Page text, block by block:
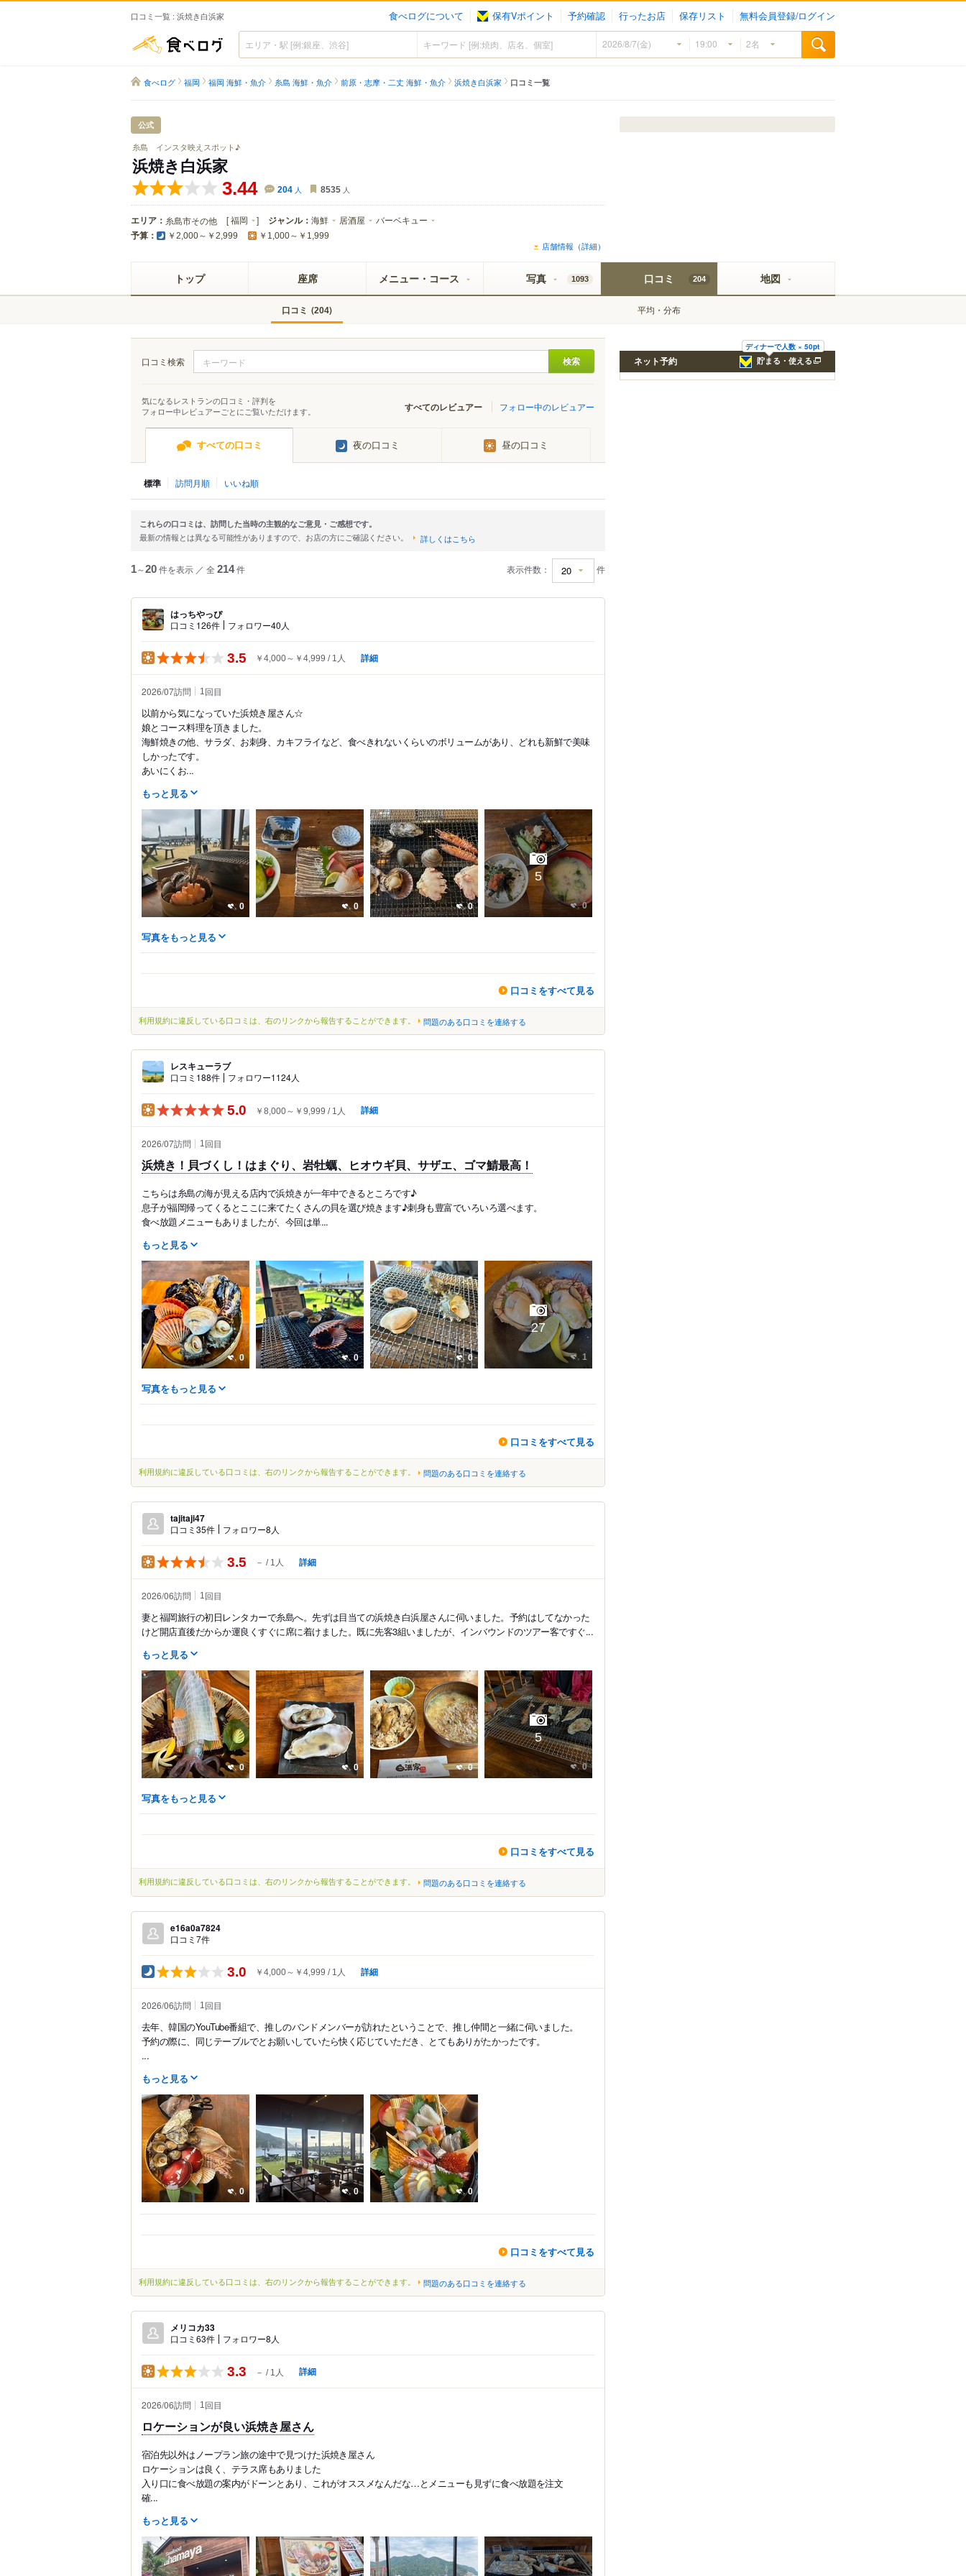
口コミ一覧 : 浜焼き白浜家 食べログについて 保有Vポイント 予約確認 行ったお店 保存リスト 無料会員登録/ログイン
食べログ
食べログ 福岡 福岡 海鮮・魚介 糸島 海鮮・魚介 前原・志摩・二丈 海鮮・魚介 浜焼き白浜家 口コミ一覧
公式
糸島 インスタ映えスポット♪
浜焼き白浜家
3.44 204 人 8535 人
エリア： 糸島市その他 [福岡 ] ジャンル： 海鮮 居酒屋 バーベキュー
予算： ￥2,000～￥2,999 ￥1,000～￥1,999
店舗情報（詳細）
トップ 座席 メニュー・コース 写真 1093 口コミ 204
口コミ (204) 平均・分布
地図
口コミ検索
気になるレストランの口コミ・評判を
フォロー中レビュアーごとにご覧いただけます。
すべてのレビュアー フォロー中のレビュアー
すべての口コミ 夜の口コミ 昼の口コミ
標準 訪問月順 いいね順
これらの口コミは、訪問した当時の主観的なご意見・ご感想です。
最新の情報とは異なる可能性がありますので、お店の方にご確認ください。 詳しくはこちら
1～20件を表示 ／ 全 214件 表示件数： 件
はっちやっぴ
口コミ126件 フォロワー40人
3.5 ￥4,000～￥4,999 1人 詳細
2026/07訪問 1 回目
以前から気になっていた浜焼き屋さん☆
娘とコース料理を頂きました。
海鮮焼きの他、サラダ、お刺身、カキフライなど、食べきれないくらいのボリュームがあり、どれも新鮮で美味
しかったです。
あいにくお...
もっと見る
0 0 0 0
5
写真をもっと見る
口コミをすべて見る
利用規約に違反している口コミは、右のリンクから報告することができます。 問題のある口コミを連絡する
レスキューラブ
口コミ188件 フォロワー1124人
5.0 ￥8,000～￥9,999 1人 詳細
2026/07訪問 1回目
浜焼き！貝づくし！はまぐり、岩牡蠣、ヒオウギ貝、サザエ、ゴマ鯖最高！
こちらは糸島の海が見える店内で浜焼きが一年中できるところです♪
息子が福岡帰ってくるとここに来てたくさんの貝を選び焼きます♪刺身も豊富でいろいろ選べます。
食べ放題メニューもありましたが、今回は単...
もっと見る
0 0 0 1
27
写真をもっと見る
口コミをすべて見る
利用規約に違反している口コミは、右のリンクから報告することができます。 問題のある口コミを連絡する
tajitaji47
口コミ35件 フォロワー8人
3.5 － 1人 詳細
2026/06訪問 1回目
妻と福岡旅行の初日レンタカーで糸島へ。先ずは目当ての浜焼き白浜屋さんに伺いました。予約はしてなかった
けど開店直後だからか運良くすぐに席に着けました。既に先客3組いましたが、インバウンドのツアー客ですぐ...
もっと見る
0 0 0 0
5
写真をもっと見る
口コミをすべて見る
利用規約に違反している口コミは、右のリンクから報告することができます。 問題のある口コミを連絡する
e16a0a7824
口コミ7件
3.0 ￥4,000～￥4,999 1人 詳細
2026/06訪問 1 回目
去年、韓国のYouTube番組で、推しのバンドメンバーが訪れたということで、推し仲間と一緒に伺いました。
予約の際に、同じテーブルでとお願いしていたら快く応じていただき、とてもありがたかったです。
...
もっと見る
0 0 0
口コミをすべて見る
利用規約に違反している口コミは、右のリンクから報告することができます。 問題のある口コミを連絡する
メリコカ33
口コミ63件 フォロワー8人
3.3 － 1人 詳細
2026/06訪問 1回目
ロケーションが良い浜焼き屋さん
宿泊先以外はノープラン旅の途中で見つけた浜焼き屋さん
ロケーションは良く、テラス席もありました
入り口に食べ放題の案内がドーンとあり、これがオススメなんだな…とメニューも見ずに食べ放題を注文
確...
もっと見る
ディナーで人数 × 50pt
貯まる・使える
ネット予約